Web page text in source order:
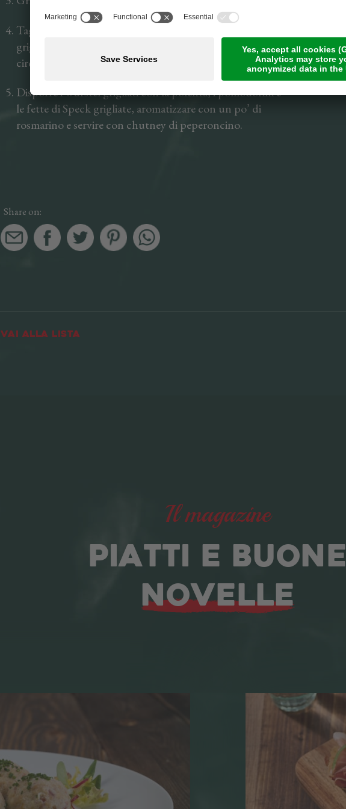
Tagliare a metà i pomodori datterini e grigliarli sulla
griglia calda, insieme alle fette di polenta riscaldate, per
circa 4 minuti.
Disporre i würstel grigliati con la polenta, i pomodorini e
le fette di Speck grigliate, aromatizzare con un po’ di
rosmarino e servire con chutney di peperoncino.
Share on:
Vai alla lista
Il magazine
PIATTI E BUONE
NOVELLE